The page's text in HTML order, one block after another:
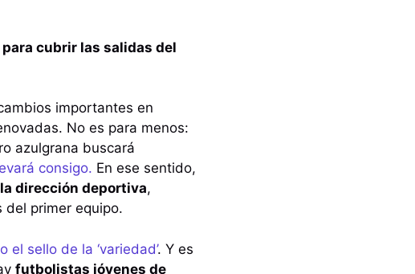
cubrir las salidas del
importantes en
No es para menos:
azulgrana buscará
consigo. En ese sentido,
dirección deportiva,
primer equipo.
sello de la ‘variedad’. Y es
futbolistas jóvenes de